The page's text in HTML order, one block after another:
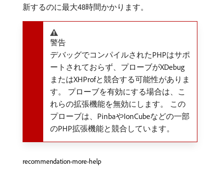
新するのに最大48時間かかります。
警告
デバッグでコンパイルされたPHPはサポ
ートされておらず、プローブがXDebug
またはXHProfと競合する可能性がありま
す。 プローブを有効にする場合は、こ
れらの拡張機能を無効にします。 この
プローブは、PinbaやIonCubeなどの一部
のPHP拡張機能と競合しています。
recommendation-more-help